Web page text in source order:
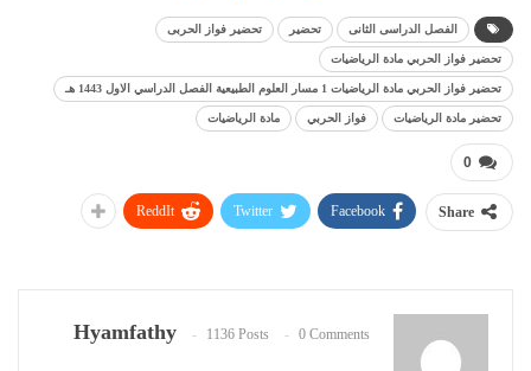
الفصل الدراسى الثانى تحضير تحضير فواز الحربى
تحضير فواز الحربي مادة الرياضيات
تحضير فواز الحربي مادة الرياضيات 1 مسار العلوم الطبيعية الفصل الدراسي الاول 1443 هـ
تحضير مادة الرياضيات فواز الحربي مادة الرياضيات
0
Share
Facebook
Twitter
ReddIt
Hyamfathy 1136 Posts 0 Comments